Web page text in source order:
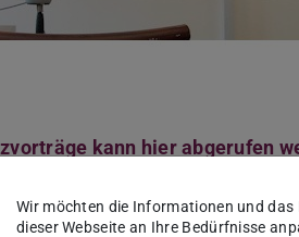
kann hier abgerufen
Archives and Memory
Wir möchten die Informationen und
dieser Webseite an Ihre Bedürfnisse